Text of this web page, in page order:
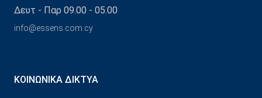
Δευτ - Παρ 09.00 - 05.00
info@essens.com.cy
ΚΟΙΝΩΝΙΚΆ ΔΊΚΤΥΑ